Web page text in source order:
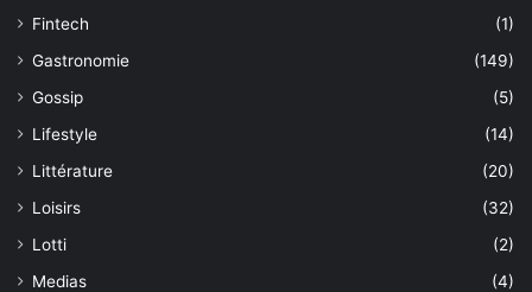
Fintech
(1)
Gastronomie
(149)
Gossip
(5)
Lifestyle
(14)
Littérature
(20)
Loisirs
(32)
Lotti
(2)
Medias
(4)